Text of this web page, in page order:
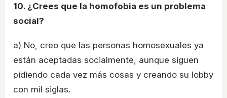
10. ¿Crees que la homofobia es un problema
social?
a) No, creo que las personas homosexuales ya
están aceptadas socialmente, aunque siguen
pidiendo cada vez más cosas y creando su lobby
con mil siglas.